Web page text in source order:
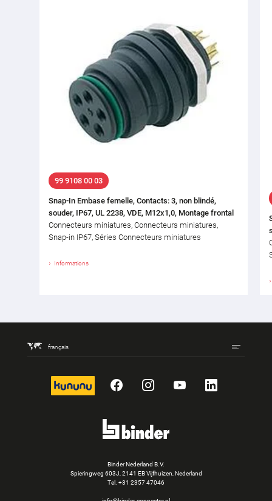
99 9108 00 03
Snap-In Embase femelle, Contacts: 3, non blindé,
souder, IP67, UL 2238, VDE, M12x1,0, Montage frontal
Connecteurs miniatures, Connecteurs miniatures,
Snap-in IP67, Séries Connecteurs miniatures
Informations
français
kununu FacebookInstagram
YouTubeLinkedIn
Binder Nederland B.V.
Spieringweg 603J, 2141 EB Vijfhuizen, Nederland
Tel. +31 2357 47046